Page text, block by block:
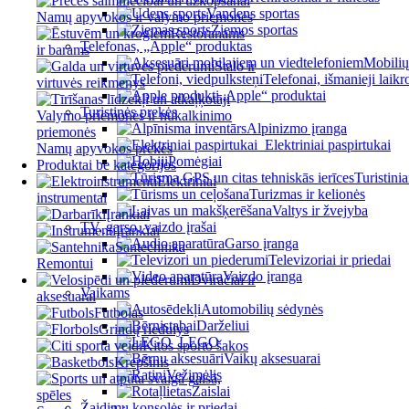
Namų apyvokos ir valymo priemonės
Restoranams
ir barams
Stalo ir
virtuvės reikmenys
Valymo priemonės ir nukalkinimo
priemonės
Namų apyvokos prekės
Produktai be kategorijos
Elektriniai
instrumentai
Įrankiai
Įrankiai
Santechnika
Remontui
Dviračiai ir
aksesuarai
Futbolas
Grindų riedulys
Kitos sporto šakos
Krepšinis
Vandens sportas
Žiemos sportas
Telefonas, „Apple“ produktas
Telefonai, išmanieji
„Apple“ produktai
Turistinės prekės
Alpinizmo įranga
Elektriniai paspirtukai
Pomėgiai
Turizmas ir kelionės
Valtys ir žvejyba
TV, garso, vaizdo įrašai
Garso įranga
Televizoriai ir priedai
Vaizdo įranga
Vaikams
Automobilių sėdynės
Darželiui
LEGO
Vaikų aksesuarai
Vežimėlis
Žaislai